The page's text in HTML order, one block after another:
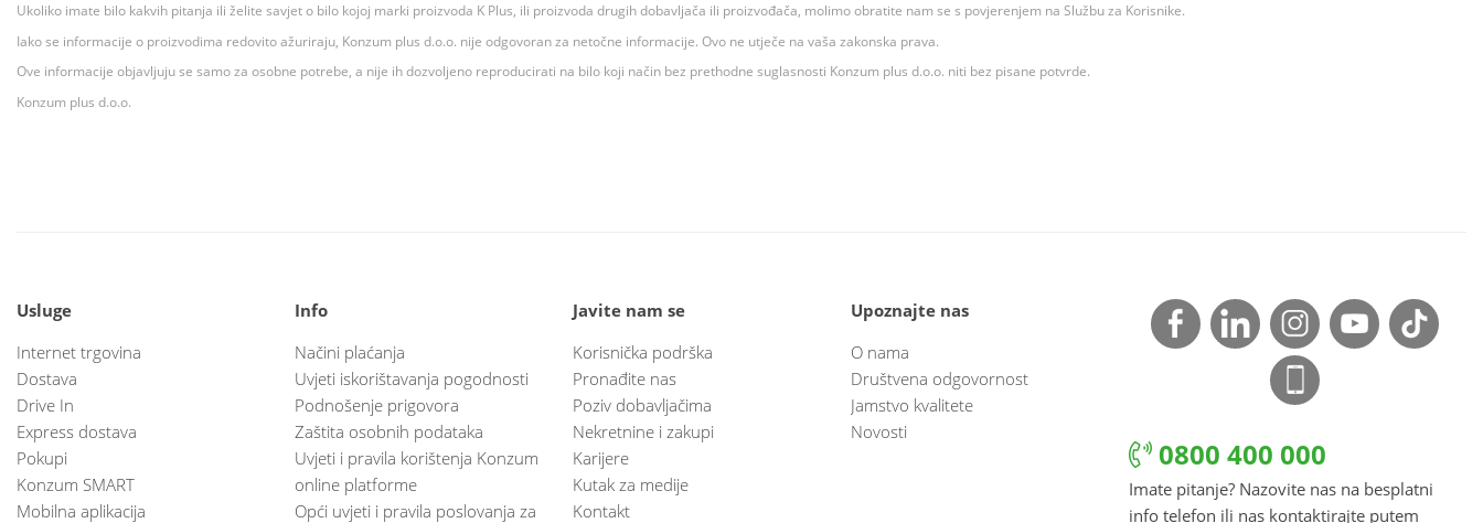
Ukoliko imate bilo kakvih pitanja ili želite savjet o bilo kojoj marki proizvoda K Plus, ili proizvoda drugih dobavljača ili proizvođača, molimo obratite nam se s povjerenjem na Službu za Korisnike.
Iako se informacije o proizvodima redovito ažuriraju, Konzum plus d.o.o. nije odgovoran za netočne informacije. Ovo ne utječe na vaša zakonska prava.
Ove informacije objavljuju se samo za osobne potrebe, a nije ih dozvoljeno reproducirati na bilo koji način bez prethodne suglasnosti Konzum plus d.o.o. niti bez pisane potvrde.
Konzum plus d.o.o.
Usluge
Internet trgovina
Dostava
Drive In
Express dostava
Pokupi
Konzum SMART
Mobilna aplikacija
Info
Načini plaćanja
Uvjeti iskorištavanja pogodnosti
Podnošenje prigovora
Zaštita osobnih podataka
Uvjeti i pravila korištenja Konzum
online platforme
Opći uvjeti i pravila poslovanja za
Javite nam se
Korisnička podrška
Pronađite nas
Poziv dobavljačima
Nekretnine i zakupi
Karijere
Kutak za medije
Kontakt
Upoznajte nas
O nama
Društvena odgovornost
Jamstvo kvalitete
Novosti
0800 400 000
Imate pitanje? Nazovite nas na besplatni
info telefon ili nas kontaktirajte putem